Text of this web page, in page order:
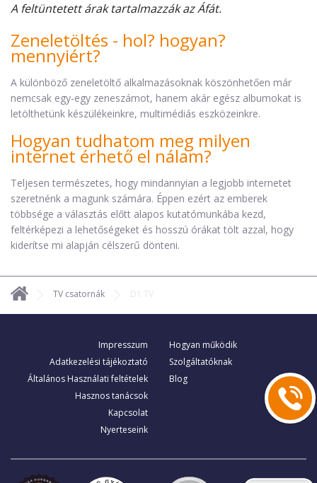
A feltüntetett árak tartalmazzák az Áfát.
Zeneletöltés - hol? hogyan?
mennyiért?
A különböző zeneletöltő alkalmazásoknak köszönhetően már
nemcsak egy-egy zeneszámot, hanem akár egész albumokat is
letölthetünk készülékeinkre, multimédiás eszközeinkre.
Hogyan tudhatom meg milyen
internet érhető el nálam?
Teljesen természetes, hogy mindannyian a legjobb internetet
szeretnénk a magunk számára. Éppen ezért az emberek
többsége a választás előtt alapos kutatómunkába kezd,
feltérképezi a lehetőségeket és hosszú órákat tölt azzal, hogy
kiderítse mi alapján célszerű dönteni.
TV csatornák D1 TV
Impresszum
Adatkezelési tájékoztató
Általános Használati feltételek
Hasznos tanácsok
Kapcsolat
Nyerteseink
Hogyan működik
Szolgáltatóknak
Blog